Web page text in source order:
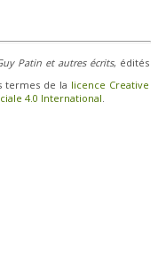
Patin et autres écrits, édités
termes de la licence Creative
4.0 International.